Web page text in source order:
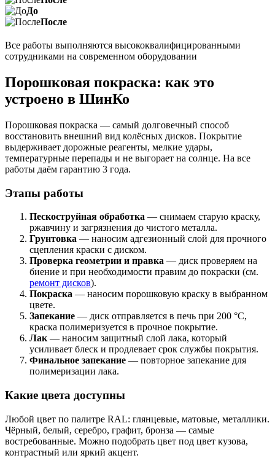
До
После
Все работы выполняются высококвалифицированными
сотрудниками на современном оборудовании
Порошковая покраска: как это
устроено в ШинКо
Порошковая покраска — самый долговечный способ
восстановить внешний вид колёсных дисков. Покрытие
выдерживает дорожные реагенты, мелкие удары,
температурные перепады и не выгорает на солнце. На все
работы даём гарантию 3 года.
Этапы работы
Пескоструйная обработка — снимаем старую краску,
ржавчину и загрязнения до чистого металла.
Грунтовка — наносим адгезионный слой для прочного
сцепления краски с диском.
Проверка геометрии и правка — диск проверяем на
биение и при необходимости правим до покраски (см.
ремонт дисков).
Покраска — наносим порошковую краску в выбранном
цвете.
Запекание — диск отправляется в печь при 200 °C,
краска полимеризуется в прочное покрытие.
Лак — наносим защитный слой лака, который
усиливает блеск и продлевает срок службы покрытия.
Финальное запекание — повторное запекание для
полимеризации лака.
Какие цвета доступны
Любой цвет по палитре RAL: глянцевые, матовые, металлики.
Чёрный, белый, серебро, графит, бронза — самые
востребованные. Можно подобрать цвет под цвет кузова,
контрастный или яркий акцент.